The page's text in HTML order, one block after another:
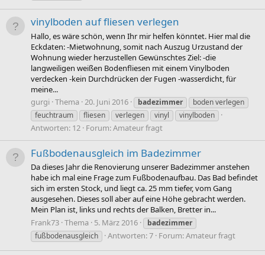
vinylboden auf fliesen verlegen
Hallo, es wäre schön, wenn Ihr mir helfen könntet. Hier mal die
Eckdaten: -Mietwohnung, somit nach Auszug Urzustand der
Wohnung wieder herzustellen Gewünschtes Ziel: -die
langweiligen weißen Bodenfliesen mit einem Vinylboden
verdecken -kein Durchdrücken der Fugen -wasserdicht, für
meine...
gurgi Thema 20. Juni 2016 badezimmer
boden verlegen
feuchtraum
fliesen verlegen vinyl vinylboden
Antworten: 12 Forum:Amateur fragt
Fußbodenausgleich im Badezimmer
Da dieses Jahr die Renovierung unserer Badezimmer anstehen
habe ich mal eine Frage zum Fußbodenaufbau. Das Bad befindet
sich im ersten Stock, und liegt ca. 25 mm tiefer, vom Gang
ausgesehen. Dieses soll aber auf eine Höhe gebracht werden.
Mein Plan ist, links und rechts der Balken, Bretter in...
Frank73 Thema 5. März 2016
badezimmer
fußbodenausgleich
Antworten: 7 Forum:Amateur fragt